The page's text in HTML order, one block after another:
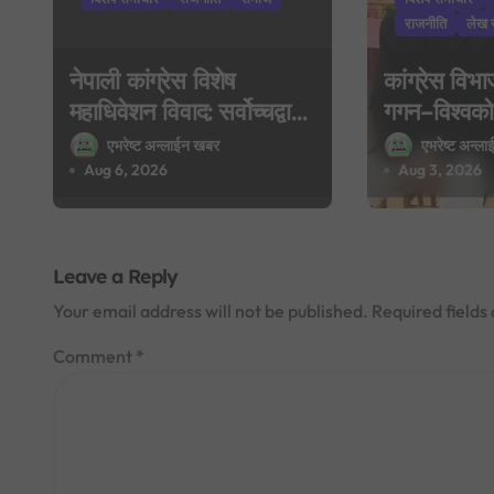
o
n
नेपाली कांग्रेस विशेष
महाधिवेशन विवाद: सर्वोच्चद्वारा
मुद्दा सुरुदेखि नै सुनुवाइ गर्न
आदेश, पुरानो फैसला
पुनरावलोकन हुने
एभरेष्ट अन्लाईन खबर
Aug 6, 2026
राजनीति
लेख
कांग्रेस
देउवा
साउन २९
यात्राको
एभरेष्ट
Aug 3, 2026
Leave a Reply
Your email address will not be published. Required
Comment *